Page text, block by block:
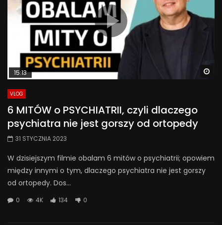
15:13
VLOG
6 MITÓW o PSYCHIATRII, czyli dlaczego
psychiatra nie jest gorszy od ortopedy
31 STYCZNIA 2023
W dzisiejszym filmie obalam 6 mitów o psychiatrii; opowiem
między innymi o tym, dlaczego psychiatra nie jest gorszy
od ortopedy. Dos...
0 4K 134 0